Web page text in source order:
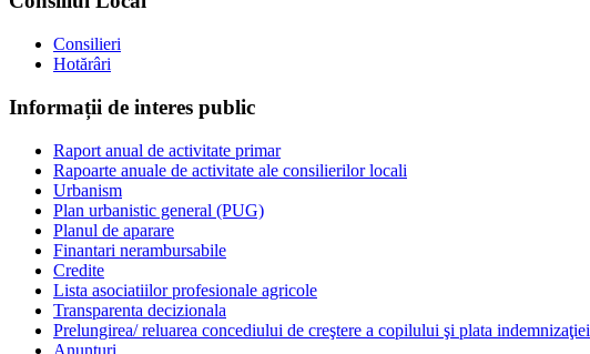
Consilieri
Hotărâri
Informații de interes public
Raport anual de activitate primar
Rapoarte anuale de activitate ale consilierilor locali
Urbanism
Plan urbanistic general (PUG)
Planul de aparare
Finantari nerambursabile
Credite
Lista asociatiilor profesionale agricole
Transparenta decizionala
Prelungirea/ reluarea concediului de creştere a copilului şi plata indemnizaţiei
Anunturi